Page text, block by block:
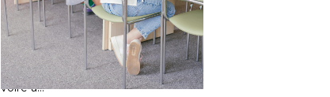
Le projet de loi sur la régulation de
l’enseignement supérieur privé met
en lumière l’amplification d’un
système qui relègue l’acte
pédagogique au superfétatoire,
voire à…